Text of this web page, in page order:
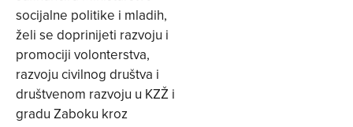
socijalne politike i mladih,
želi se doprinijeti razvoju i
promociji volonterstva,
razvoju civilnog društva i
društvenom razvoju u KZŽ i
gradu Zaboku kroz